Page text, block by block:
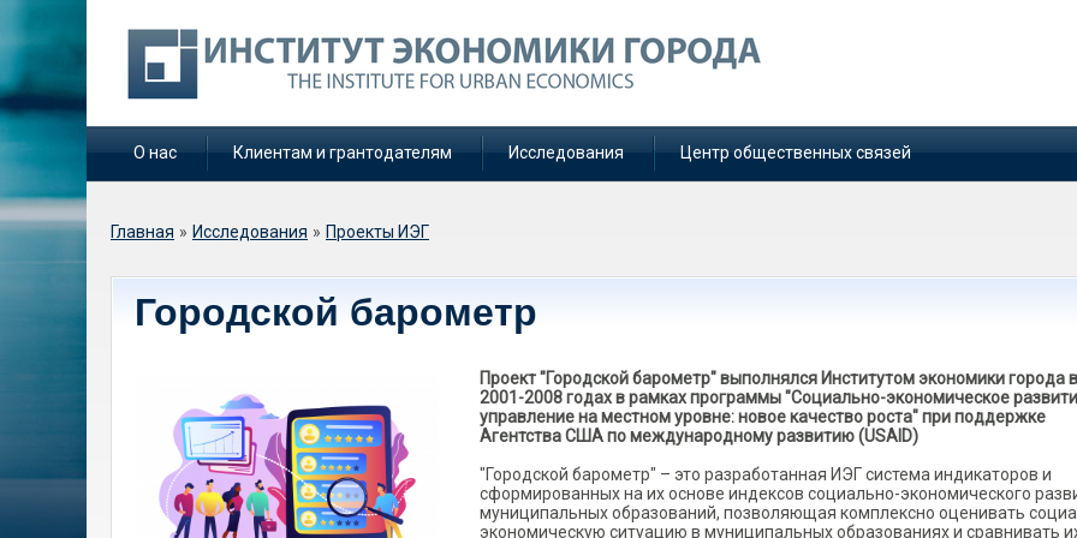
О нас Клиентам и грантодателям Исследования Центр общественных связей
Вы здесь
Главная » Исследования » Проекты ИЭГ
Городской барометр
Проект "Городской барометр" выполнялся Институтом экономики города в
2001-2008 годах в рамках программы "Социально-экономическое
управление на местном уровне: новое качество роста" при поддержке
Агентства США по международному развитию (USAID)
"Городской барометр" – это разработанная ИЭГ система индикаторов и
сформированных на их основе индексов социально-экономического
муниципальных образований, позволяющая комплексно оценивать
экономическую ситуацию в муниципальных образованиях и сравнивать